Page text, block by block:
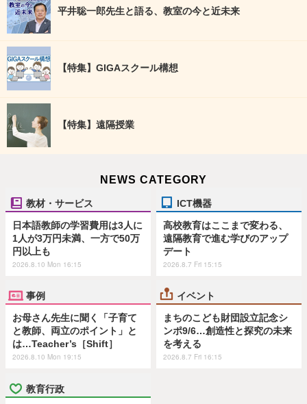
平井聡一郎先生と語る、教室の今と近未来
【特集】GIGAスクール構想
【特集】遠隔授業
NEWS CATEGORY
教材・サービス
日本語教師の学習費用は3人に
1人が3万円未満、一方で50万
円以上も
2026.8.10 Mon 16:15
ICT機器
高校教育はここまで変わる、
遠隔教育で進む学びのアップ
デート
2026.8.7 Fri 15:15
事例
お母さん先生に聞く「子育て
と教師、両立のポイント」と
は…Teacher’s［Shift］
2026.8.10 Mon 19:15
イベント
まちのこども財団設立記念シ
ンポ9/6…創造性と探究の未来
を考える
2026.8.7 Fri 16:15
教育行政